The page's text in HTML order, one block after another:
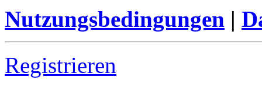
Nutzungsbedingungen |
Registrieren